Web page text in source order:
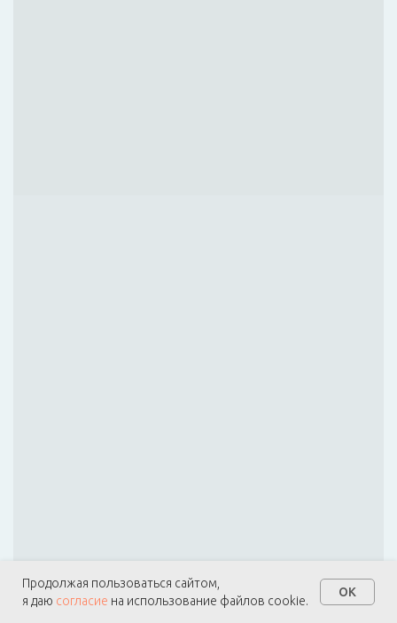
Продолжая пользоваться сайтом,
я даю согласие на использование файлов cookie.
OK